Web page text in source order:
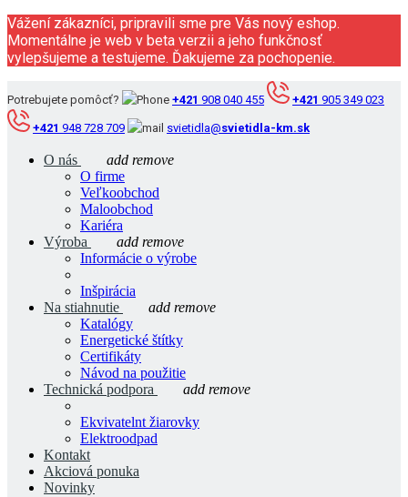
Vážení zákazníci, pripravili sme pre Vás nový eshop.
Momentálne je web v beta verzii a jeho funkčnosť
vylepšujeme a testujeme. Ďakujeme za pochopenie.
Potrebujete pomôcť? +421 908 040 455 +421 905 349 023
+421 948 728 709 svietidla@svietidla-km.sk
O nás add remove
O firme
Veľkoobchod
Maloobchod
Kariéra
Výroba
add remove
Informácie o výrobe
Inšpirácia
Na stiahnutie
add remove
Katalógy
Energetické štítky
Certifikáty
Návod na použitie
Technická podpora
add remove
Ekvivatelnt žiarovky
Elektroodpad
Kontakt
Akciová ponuka
Novinky